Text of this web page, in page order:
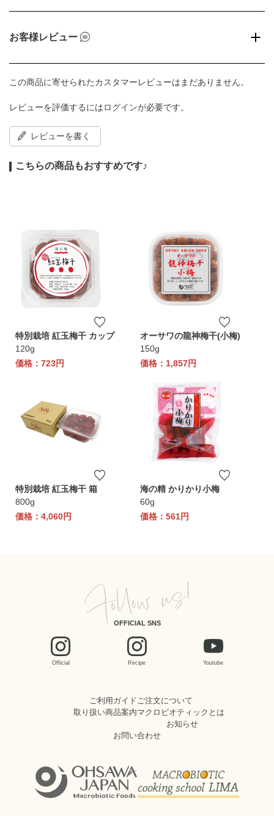
お客様レビュー
この商品に寄せられたカスタマーレビューはまだありません。
レビューを評価するにはログインが必要です。
レビューを書く
こちらの商品もおすすめです♪
特別栽培 紅玉梅干 カップ
120g
価格：723円
オーサワの龍神梅干(小梅)
150g
価格：1,857円
特別栽培 紅玉梅干 箱
800g
価格：4,060円
海の精 かりかり小梅
60g
価格：561円
OFFICIAL SNS
Official Recipe Youtube
ご利用ガイド ご注文について
取り扱い商品案内マクロビオティックとは
お知らせ
お問い合わせ